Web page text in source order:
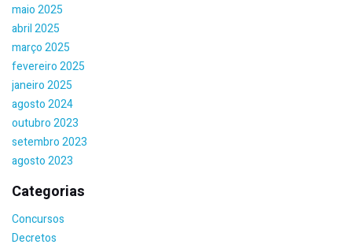
maio 2025
abril 2025
março 2025
fevereiro 2025
janeiro 2025
agosto 2024
outubro 2023
setembro 2023
agosto 2023
Categorias
Concursos
Decretos